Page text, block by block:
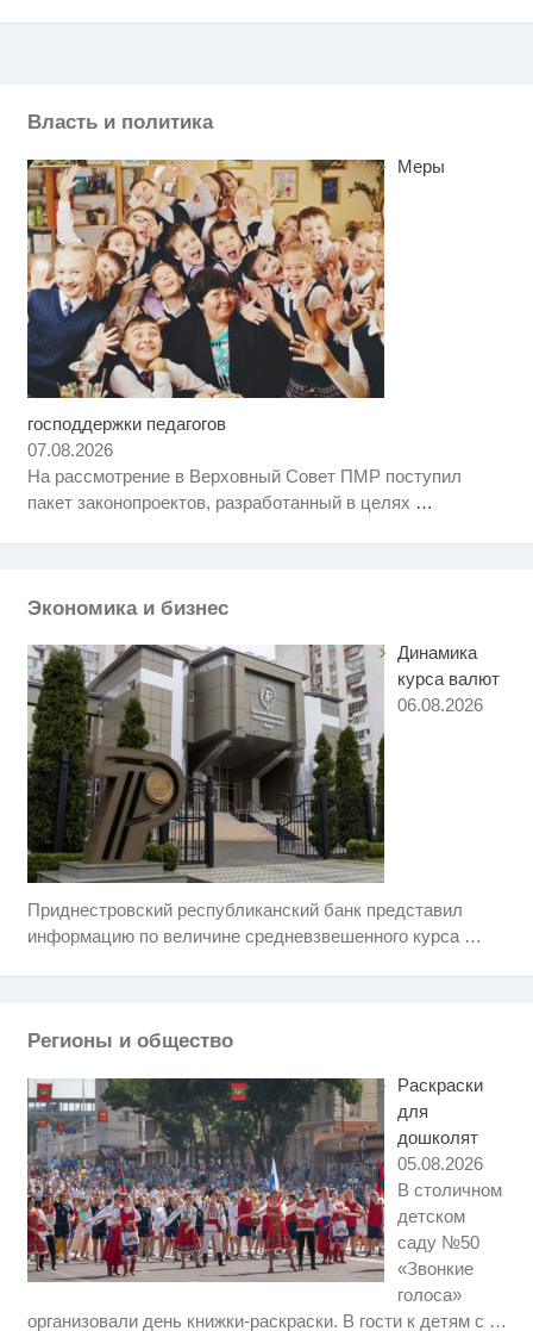
Власть и политика
Меры
господдержки педагогов
07.08.2026
На рассмотрение в Верховный Совет ПМР поступил
пакет законопроектов, разработанный в целях …
Экономика и бизнес
Динамика
курса валют
06.08.2026
Приднестровский республиканский банк представил
информацию по величине средневзвешенного курса …
Регионы и общество
Раскраски
для
дошколят
05.08.2026
В столичном
детском
саду №50
«Звонкие
голоса»
организовали день книжки-раскраски. В гости к детям с …
Ролик длится несколько секунд,
Скрытая камера на пляже
Крыма: Что люди вытворяют,
i
Ролик длится пару секунд, но
Этот танец невесты оставит вас
Ржу не переставая, это видео
а смеяться вы будете долго